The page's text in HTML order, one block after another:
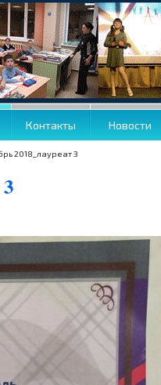
Контакты Новости
2018_лауреат 3